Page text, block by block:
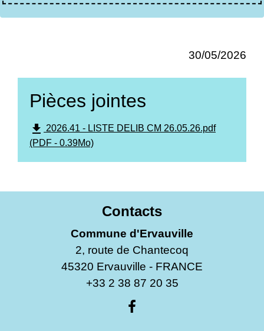
30/05/2026
Pièces jointes
file_download 2026.41 - LISTE DELIB CM 26.05.26.pdf
(PDF - 0.39Mo)
Contacts
Commune d'Ervauville
2, route de Chantecoq
45320 Ervauville - FRANCE
+33 2 38 87 20 35